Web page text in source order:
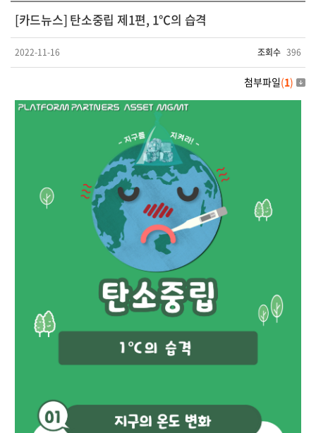
[카드뉴스] 탄소중립 제1편, 1℃의 습격
2022-11-16 조회수 396
첨부파일(1)